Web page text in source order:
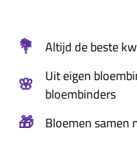
💐 Altijd de beste
🌸
Uit eigen
bloembinders
🎁 Bloemen samen